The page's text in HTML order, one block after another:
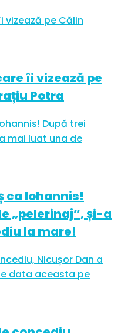
îi vizează pe
Potra
ca Iohannis!
„pelerinaj”, și-a
la mare!